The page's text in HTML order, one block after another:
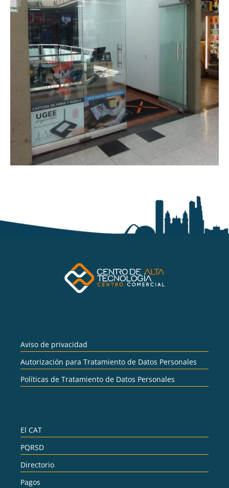
Aviso de privacidad
Autorización para Tratamiento de Datos Personales
Políticas de Tratamiento de Datos Personales
El CAT
PQRSD
Directorio
Pagos